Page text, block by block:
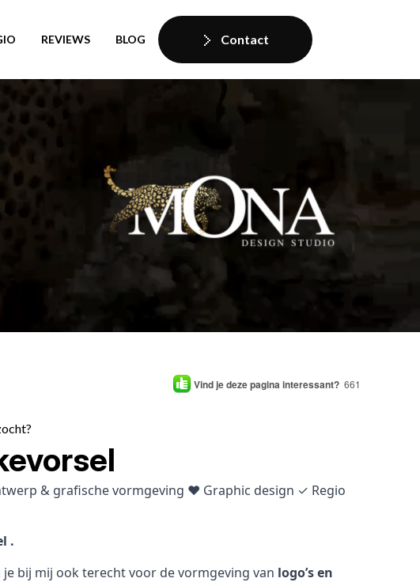
REVIEWS BLOG Contact
Vind je deze pagina interessant? 661
& grafische vormgeving ♥ Graphic design ✓ Regio
.
je bij mij ook terecht voor de vormgeving van logo’s en